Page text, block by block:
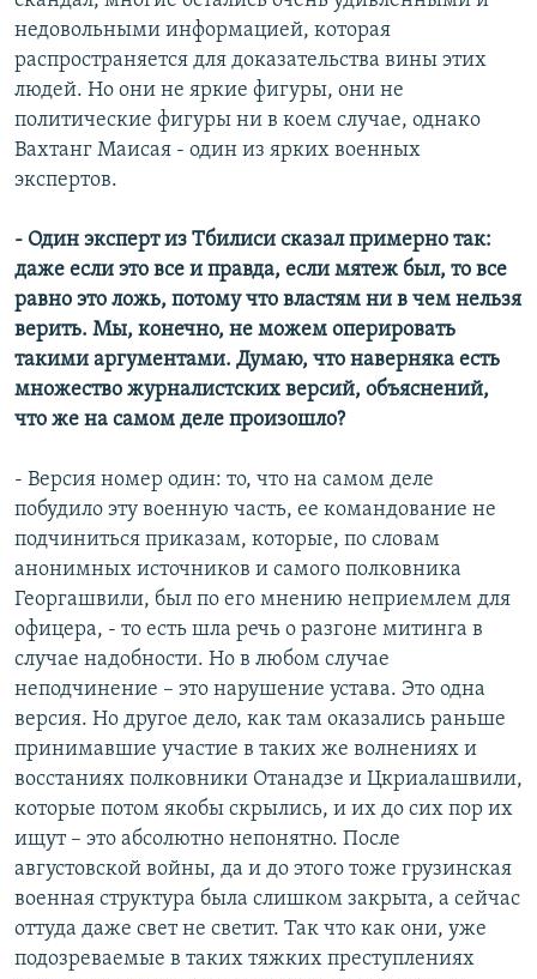
недовольными информацией, которая
распространяется для доказательства вины этих
людей. Но они не яркие фигуры, они не
политические фигуры ни в коем случае, однако
Вахтанг Маисая - один из ярких военных
экспертов.
- Один эксперт из Тбилиси сказал примерно так:
даже если это все и правда, если мятеж был, то все
равно это ложь, потому что властям ни в чем нельзя
верить. Мы, конечно, не можем оперировать
такими аргументами. Думаю, что наверняка есть
множество журналистских версий, объяснений,
что же на самом деле произошло?
- Версия номер один: то, что на самом деле
побудило эту военную часть, ее командование не
подчиниться приказам, которые, по словам
анонимных источников и самого полковника
Георгашвили, был по его мнению неприемлем для
офицера, - то есть шла речь о разгоне митинга в
случае надобности. Но в любом случае
неподчинение – это нарушение устава. Это одна
версия. Но другое дело, как там оказались раньше
принимавшие участие в таких же волнениях и
восстаниях полковники Отанадзе и Цкриалашвили,
которые потом якобы скрылись, и их до сих пор их
ищут – это абсолютно непонятно. После
августовской войны, да и до этого тоже грузинская
военная структура была слишком закрыта, а сейчас
оттуда даже свет не светит. Так что как они, уже
подозреваемые в таких тяжких преступлениях